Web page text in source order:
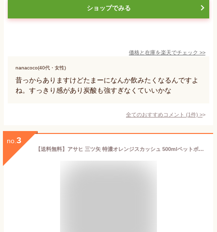
ショップでみる
価格と在庫を楽天でチェック >>
nanacoco(40代・女性)
昔っからありますけどたまーになんか飲みたくなるんですよ
ね。すっきり感があり炭酸も強すぎなくていいかな
全てのおすすめコメント (1件) >
no. 3
【送料無料】アサヒ 三ツ矢 特濃オレンジスカッシュ 500mlペットボトル 24本入 三ツ矢サイダー ※北海道800円・東北400円の別途送料加算